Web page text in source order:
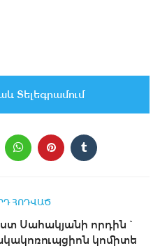
Տելեգրամում
ՀՈԴՎԱԾ
Սահակյանի որդին`
կոմիտե